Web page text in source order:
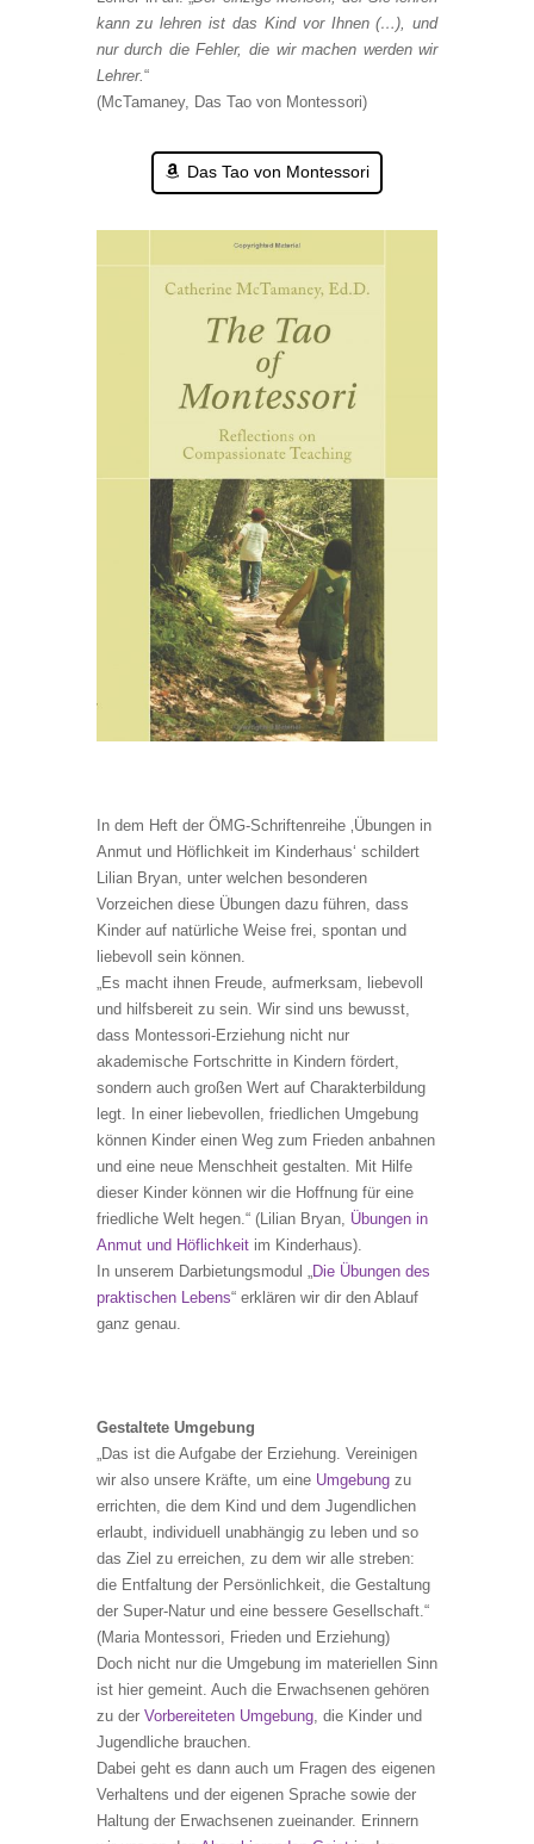
kann zu lehren ist das Kind vor Ihnen (…), und
nur durch die Fehler, die wir machen werden wir
Lehrer.“
(McTamaney, Das Tao von Montessori)
Das Tao von Montessori
In dem Heft der ÖMG-Schriftenreihe ‚Übungen in
Anmut und Höflichkeit im Kinderhaus‘ schildert
Lilian Bryan, unter welchen besonderen
Vorzeichen diese Übungen dazu führen, dass
Kinder auf natürliche Weise frei, spontan und
liebevoll sein können.
„Es macht ihnen Freude, aufmerksam, liebevoll
und hilfsbereit zu sein. Wir sind uns bewusst,
dass Montessori-Erziehung nicht nur
akademische Fortschritte in Kindern fördert,
sondern auch großen Wert auf Charakterbildung
legt. In einer liebevollen, friedlichen Umgebung
können Kinder einen Weg zum Frieden anbahnen
und eine neue Menschheit gestalten. Mit Hilfe
dieser Kinder können wir die Hoffnung für eine
friedliche Welt hegen.“ (Lilian Bryan, Übungen in
Anmut und Höflichkeitim Kinderhaus).
In unserem Darbietungsmodul „ Die Übungen des
praktischen Lebens“ erklären wir dir den Ablauf
ganz genau.
Gestaltete Umgebung
„Das ist die Aufgabe der Erziehung. Vereinigen
wir also unsere Kräfte, um eine Umgebungzu
errichten, die dem Kind und dem Jugendlichen
erlaubt, individuell unabhängig zu leben und so
das Ziel zu erreichen, zu dem wir alle streben:
die Entfaltung der Persönlichkeit, die Gestaltung
der Super-Natur und eine bessere Gesellschaft.“
(Maria Montessori, Frieden und Erziehung)
Doch nicht nur die Umgebung im materiellen Sinn
ist hier gemeint. Auch die Erwachsenen gehören
zu der Vorbereiteten Umgebung, die Kinder und
Jugendliche brauchen.
Dabei geht es dann auch um Fragen des eigenen
Verhaltens und der eigenen Sprache sowie der
Haltung der Erwachsenen zueinander. Erinnern